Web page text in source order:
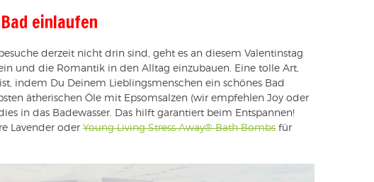
einlaufen
derzeit nicht drin sind, geht es an diesem Valentinstag
und die Romantik in den Alltag einzubauen. Eine tolle Art,
indem Du Deinem Lieblingsmenschen ein schönes Bad
ätherischen Öle mit Epsomsalzen (wir empfehlen Joy oder
in das Badewasser. Das hilft garantiert beim Entspannen!
Lavender oder Young Living Stress Away® Bath Bombs für